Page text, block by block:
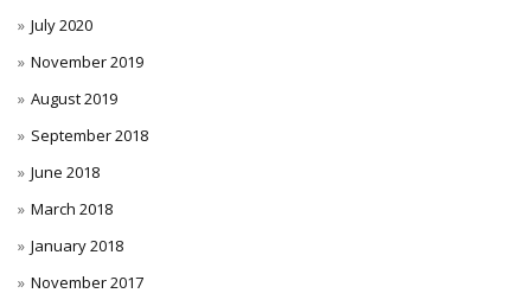
July 2020
November 2019
August 2019
September 2018
June 2018
March 2018
January 2018
November 2017